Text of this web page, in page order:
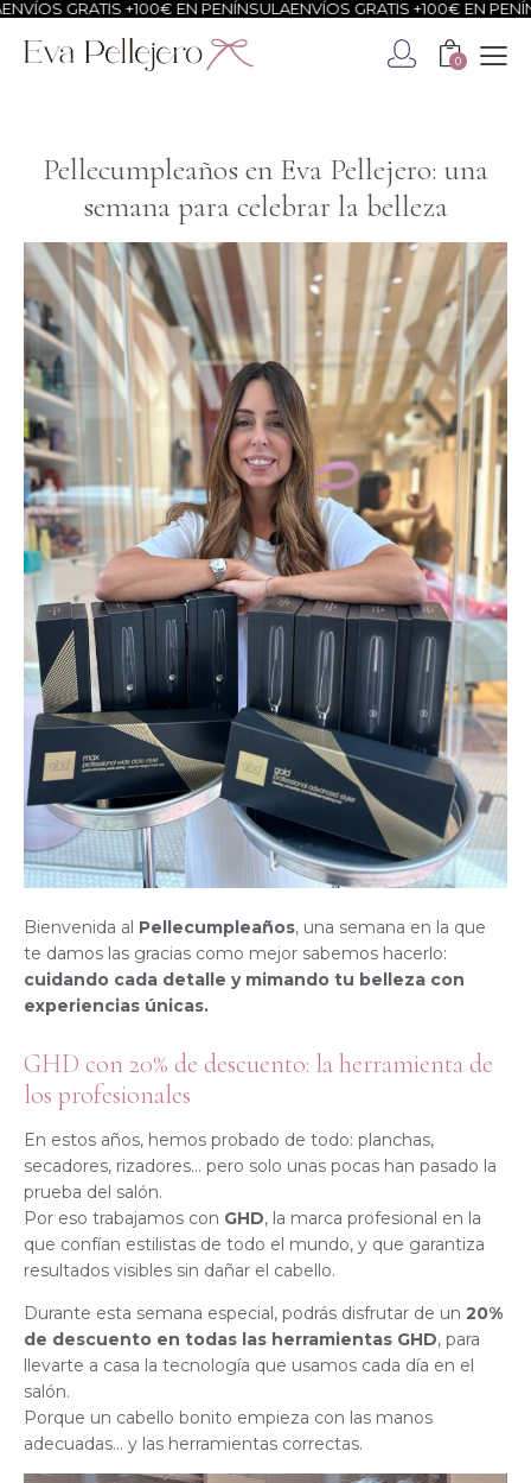
+100€ EN PENÍNSULAENVÍOS GRATIS +100€ EN PENÍNSULA
0
Pellecumpleaños en Eva Pellejero: una
semana para celebrar la belleza
Bienvenida al Pellecumpleaños, una semana en la que
te damos las gracias como mejor sabemos hacerlo:
cuidando cada detalle y mimando tu belleza con
experiencias únicas.
GHD con 20% de descuento: la herramienta de
los profesionales
En estos años, hemos probado de todo: planchas,
secadores, rizadores… pero solo unas pocas han pasado la
prueba del salón.
Por eso trabajamos con GHD, la marca profesional en la
que confían estilistas de todo el mundo, y que garantiza
resultados visibles sin dañar el cabello.
Durante esta semana especial, podrás disfrutar de un 20%
de descuento en todas las herramientas GHD, para
llevarte a casa la tecnología que usamos cada día en el
salón.
Porque un cabello bonito empieza con las manos
adecuadas… y las herramientas correctas.